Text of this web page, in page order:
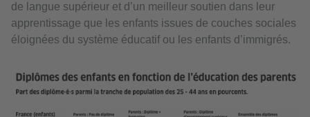
de langue supérieur et d’un meilleur soutien dans leur
apprentissage que les enfants issues de couches sociales
éloignées du système éducatif ou les enfants d’immigrés.